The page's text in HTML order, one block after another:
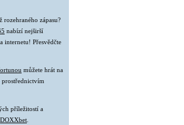
rozehraného zápasu?
nabízí nejširší
internetu! Přesvědčte
můžete hrát na
příležitostí a
DOXXbet